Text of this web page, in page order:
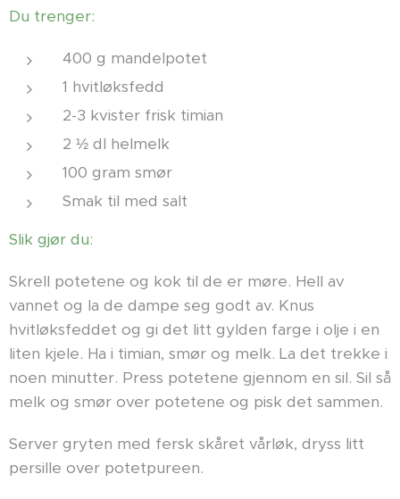
Du trenger:
400 g mandelpotet
1 hvitløksfedd
2-3 kvister frisk timian
2 ½ dl helmelk
100 gram smør
Smak til med salt
Slik gjør du:
Skrell potetene og kok til de er møre. Hell av
vannet og la de dampe seg godt av. Knus
hvitløksfeddet og gi det litt gylden farge i olje i en
liten kjele. Ha i timian, smør og melk. La det trekke i
noen minutter. Press potetene gjennom en sil. Sil så
melk og smør over potetene og pisk det sammen.
Server gryten med fersk skåret vårløk, dryss litt
persille over potetpureen.